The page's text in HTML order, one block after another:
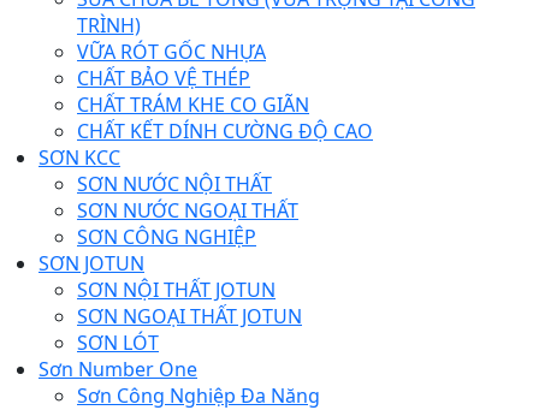
TRÌNH)
VỮA RÓT GỐC NHỰA
CHẤT BẢO VỆ THÉP
CHẤT TRÁM KHE CO GIÃN
CHẤT KẾT DÍNH CƯỜNG ĐỘ CAO
SƠN KCC
SƠN NƯỚC NỘI THẤT
SƠN NƯỚC NGOẠI THẤT
SƠN CÔNG NGHIỆP
SƠN JOTUN
SƠN NỘI THẤT JOTUN
SƠN NGOẠI THẤT JOTUN
SƠN LÓT
Sơn Number One
Sơn Công Nghiệp Đa Năng